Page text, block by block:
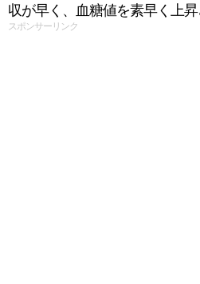
収が早く、血糖値を素早く上昇
スポンサーリンク